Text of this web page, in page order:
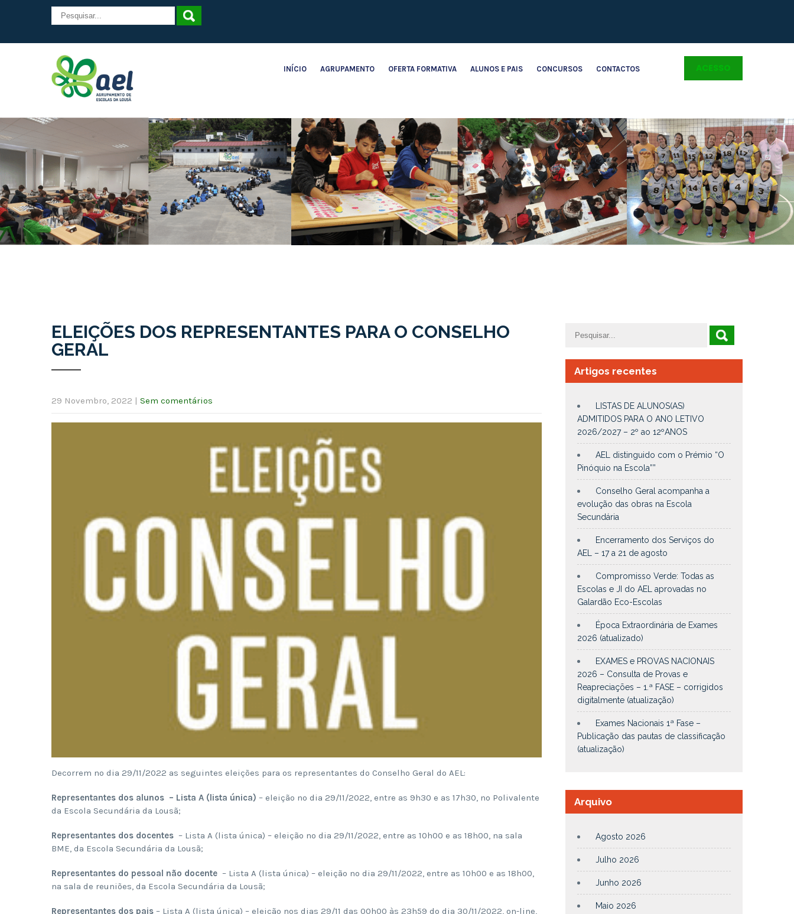
INÍCIO AGRUPAMENTO OFERTA FORMATIVA ALUNOS E PAIS CONCURSOS CONTACTOS ACESSO
ELEIÇÕES DOS REPRESENTANTES PARA O CONSELHO
GERAL
29 Novembro, 2022 | Sem comentários
Decorrem no dia 29/11/2022 as seguintes eleições para os representantes do Conselho Geral do AEL:
Representantes dos alunos – Lista A (lista única) – eleição no dia 29/11/2022, entre as 9h30 e as 17h30, no Polivalente
da Escola Secundária da Lousã;
Representantes dos docentes – Lista A (lista única) – eleição no dia 29/11/2022, entre as 10h00 e as 18h00, na sala
BME, da Escola Secundária da Lousã;
Representantes do pessoal não docente – Lista A (lista única) – eleição no dia 29/11/2022, entre as 10h00 e as 18h00,
na sala de reuniões, da Escola Secundária da Lousã;
Representantes dos pais – Lista A (lista única) – eleição nos dias 29/11 das 00h00 às 23h59 do dia 30/11/2022, on-line,
Artigos recentes
LISTAS DE ALUNOS(AS)
ADMITIDOS PARA O ANO LETIVO
2026/2027 – 2º ao 12ºANOS
AEL distinguido com o Prémio “O
Pinóquio na Escola””
Conselho Geral acompanha a
evolução das obras na Escola
Secundária
Encerramento dos Serviços do
AEL – 17 a 21 de agosto
Compromisso Verde: Todas as
Escolas e JI do AEL aprovadas no
Galardão Eco-Escolas
Época Extraordinária de Exames
2026 (atualizado)
EXAMES e PROVAS NACIONAIS
2026 – Consulta de Provas e
Reapreciações – 1.ª FASE – corrigidos
digitalmente (atualização)
Exames Nacionais 1ª Fase –
Publicação das pautas de classificação
(atualização)
Arquivo
Agosto 2026
Julho 2026
Junho 2026
Maio 2026